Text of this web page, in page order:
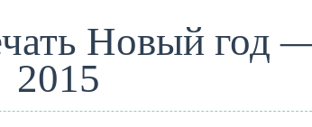
Новый год
2015